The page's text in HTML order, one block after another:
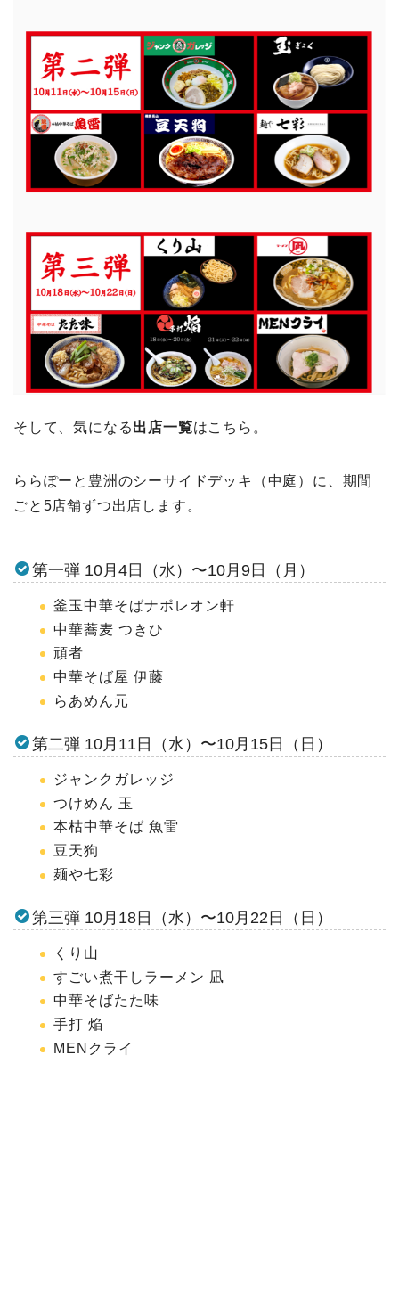
そして、気になる出店一覧はこちら。
ららぽーと豊洲のシーサイドデッキ（中庭）に、期間
ごと5店舗ずつ出店します。
第一弾 10月4日（水）〜10月9日（月）
釜玉中華そばナポレオン軒
中華蕎麦 つきひ
頑者
中華そば屋 伊藤
らあめん元
第二弾 10月11日（水）〜10月15日（日）
ジャンクガレッジ
つけめん 玉
本枯中華そば 魚雷
豆天狗
麺や七彩
第三弾 10月18日（水）〜10月22日（日）
くり山
すごい煮干しラーメン 凪
中華そばたた味
手打 焔
MENクライ